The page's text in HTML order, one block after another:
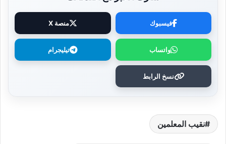
فيسبوك منصة X
واتساب تيليجرام
نسخ الرابط
نقيب المعلمين